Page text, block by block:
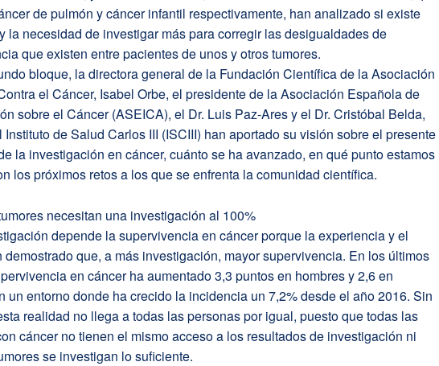
de pulmón y cáncer infantil respectivamente, han analizado si existe
la necesidad de investigar más para corregir las desigualdades de
que existen entre pacientes de unos y otros tumores.
bloque, la directora general de la Fundación Científica de la Asociación
el Cáncer, Isabel Orbe, el presidente de la Asociación Española de
sobre el Cáncer (ASEICA), el Dr. Luis Paz-Ares y el Dr. Cristóbal Belda,
Instituto de Salud Carlos III (ISCIII) han aportado su visión sobre el presente
la investigación en cáncer, cuánto se ha avanzado, en qué punto estamos
los próximos retos a los que se enfrenta la comunidad científica.
necesitan una investigación al 100%
depende la supervivencia en cáncer porque la experiencia y el
demostrado que, a más investigación, mayor supervivencia. En los últimos
en cáncer ha aumentado 3,3 puntos en hombres y 2,6 en
un entorno donde ha crecido la incidencia un 7,2% desde el año 2016. Sin
realidad no llega a todas las personas por igual, puesto que todas las
cáncer no tienen el mismo acceso a los resultados de investigación ni
se investigan lo suficiente.